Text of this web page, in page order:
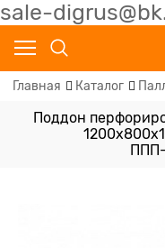
sale-
Главная Каталог
Поддон